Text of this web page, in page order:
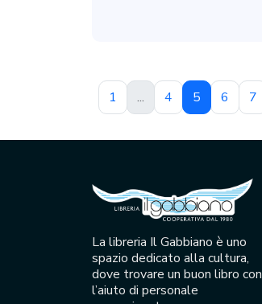
1 ... 4 5 6 7
La libreria Il Gabbiano è uno
spazio dedicato alla cultura,
dove trovare un buon libro con
l’aiuto di personale